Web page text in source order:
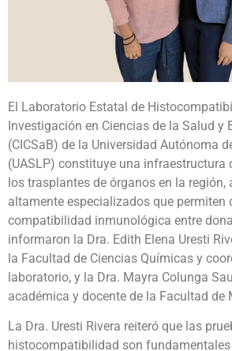
El Laboratorio Estatal de
Investigación en Ciencias de la Salud y
(CICSaB) de la Universidad Autónoma
(UASLP) constituye una infraestructura
los trasplantes de órganos en la región,
altamente especializados que permiten
compatibilidad inmunológica entre
informaron la Dra. Edith Elena Uresti
la Facultad de Ciencias Químicas y
laboratorio, y la Dra. Mayra Colunga
académica y docente de la Facultad de
La Dra. Uresti Rivera reiteró que las
histocompatibilidad son